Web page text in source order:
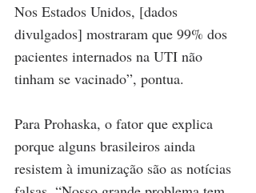
Nos Estados Unidos, [dados
divulgados] mostraram que 99% dos
pacientes internados na UTI não
tinham se vacinado”, pontua.
Para Prohaska, o fator que explica
porque alguns brasileiros ainda
resistem à imunização são as notícias